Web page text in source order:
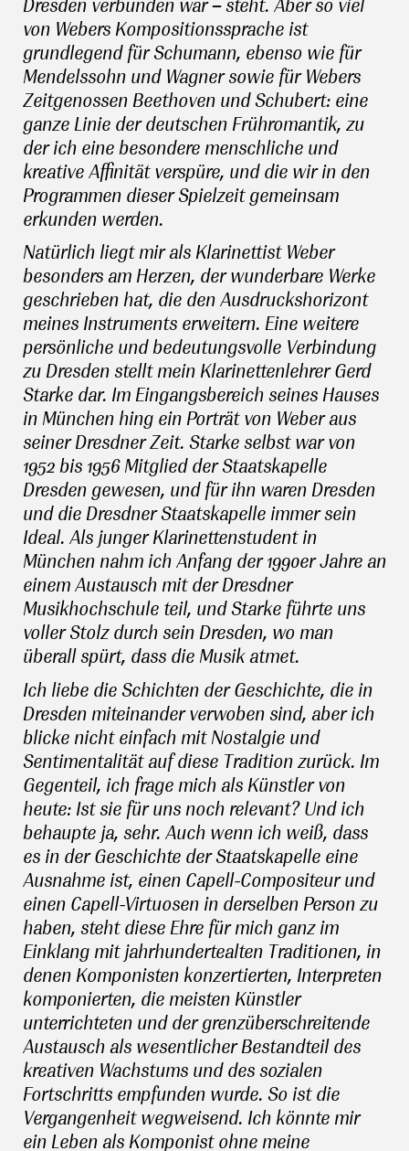
Dresden verbunden war – steht. Aber so viel
von Webers Kompositionssprache ist
grundlegend für Schumann, ebenso wie für
Mendelssohn und Wagner sowie für Webers
Zeitgenossen Beethoven und Schubert: eine
ganze Linie der deutschen Frühromantik, zu
der ich eine besondere menschliche und
kreative Affinität verspüre, und die wir in den
Programmen dieser Spielzeit gemeinsam
erkunden werden.
Natürlich liegt mir als Klarinettist Weber
besonders am Herzen, der wunderbare Werke
geschrieben hat, die den Ausdruckshorizont
meines Instruments erweitern. Eine weitere
persönliche und bedeutungsvolle Verbindung
zu Dresden stellt mein Klarinettenlehrer Gerd
Starke dar. Im Eingangsbereich seines Hauses
in München hing ein Porträt von Weber aus
seiner Dresdner Zeit. Starke selbst war von
1952 bis 1956 Mitglied der Staatskapelle
Dresden gewesen, und für ihn waren Dresden
und die Dresdner Staatskapelle immer sein
Ideal. Als junger Klarinettenstudent in
München nahm ich Anfang der 1990er Jahre an
einem Austausch mit der Dresdner
Musikhochschule teil, und Starke führte uns
voller Stolz durch sein Dresden, wo man
überall spürt, dass die Musik atmet.
Ich liebe die Schichten der Geschichte, die in
Dresden miteinander verwoben sind, aber ich
blicke nicht einfach mit Nostalgie und
Sentimentalität auf diese Tradition zurück. Im
Gegenteil, ich frage mich als Künstler von
heute: Ist sie für uns noch relevant? Und ich
behaupte ja, sehr. Auch wenn ich weiß, dass
es in der Geschichte der Staatskapelle eine
Ausnahme ist, einen Capell-Compositeur und
einen Capell-Virtuosen in derselben Person zu
haben, steht diese Ehre für mich ganz im
Einklang mit jahrhundertealten Traditionen, in
denen Komponisten konzertierten, Interpreten
komponierten, die meisten Künstler
unterrichteten und der grenzüberschreitende
Austausch als wesentlicher Bestandteil des
kreativen Wachstums und des sozialen
Fortschritts empfunden wurde. So ist die
Vergangenheit wegweisend. Ich könnte mir
ein Leben als Komponist ohne meine